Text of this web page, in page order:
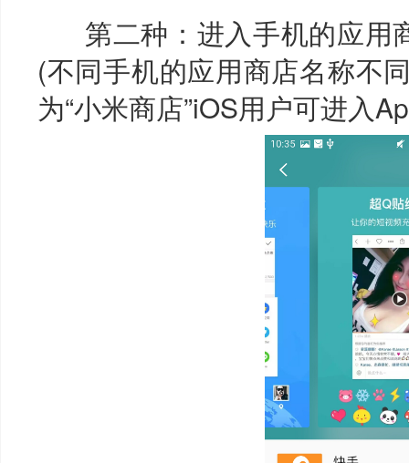
第二种：进入手机的应用
(不同手机的应用商店名称不
为“小米商店”iOS用户可进入